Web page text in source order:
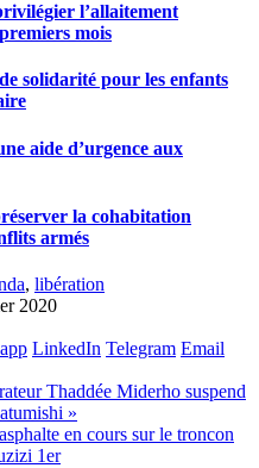
l’allaitement
mois
solidarité pour les enfants
aide d’urgence aux
la cohabitation
armés
, libération
2020
LinkedIn Telegram Email
Thaddée Miderho suspend
»
en cours sur le troncon
1er